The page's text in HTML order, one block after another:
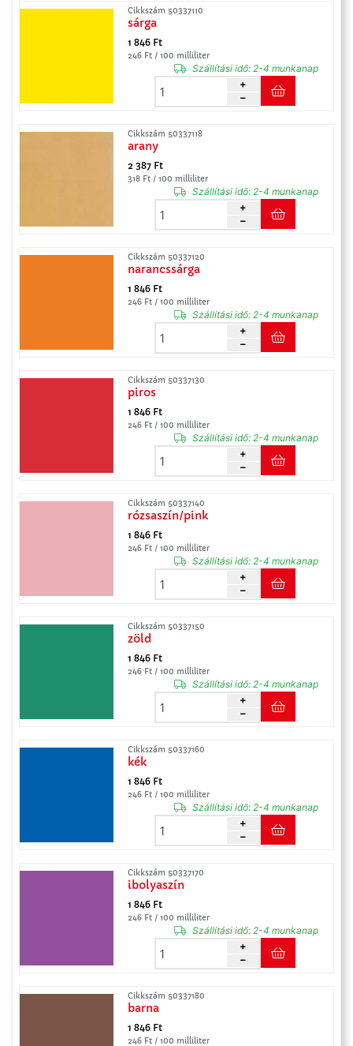
Cikkszám 50337110
sárga
1 846 Ft
246 Ft / 100 milliliter
Szállítási idő:2-4 munkanap
Cikkszám 50337118
arany
2 387 Ft
318 Ft / 100 milliliter
Szállítási idő:2-4 munkanap
Cikkszám 50337120
narancssárga
1 846 Ft
246 Ft / 100 milliliter
Szállítási idő:2-4 munkanap
Cikkszám 50337130
piros
1 846 Ft
246 Ft / 100 milliliter
Szállítási idő:2-4 munkanap
Cikkszám 50337140
rózsaszín/pink
1 846 Ft
246 Ft / 100 milliliter
Szállítási idő:2-4 munkanap
Cikkszám 50337150
zöld
1 846 Ft
246 Ft / 100 milliliter
Szállítási idő:2-4 munkanap
Cikkszám 50337160
kék
1 846 Ft
246 Ft / 100 milliliter
Szállítási idő:2-4 munkanap
Cikkszám 50337170
ibolyaszín
1 846 Ft
246 Ft / 100 milliliter
Szállítási idő:2-4 munkanap
Cikkszám 50337180
barna
1 846 Ft
246 Ft / 100 milliliter